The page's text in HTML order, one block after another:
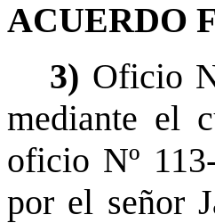
ACUERDO
3) Oficio
mediante el
oficio Nº
por el señor